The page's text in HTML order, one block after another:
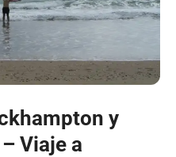
y
Viaje a